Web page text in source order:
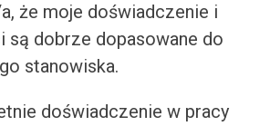
że moje doświadczenie i
są dobrze dopasowane do
stanowiska.
doświadczenie w pracy